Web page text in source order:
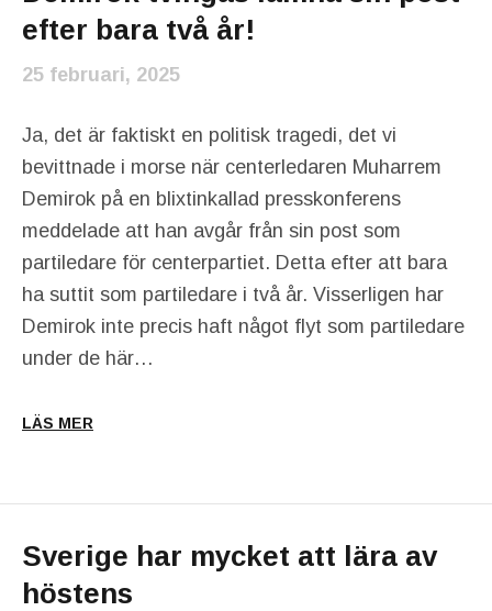
efter bara två år!
25 februari, 2025
Ja, det är faktiskt en politisk tragedi, det vi
bevittnade i morse när centerledaren Muharrem
Demirok på en blixtinkallad presskonferens
meddelade att han avgår från sin post som
partiledare för centerpartiet. Detta efter att bara
ha suttit som partiledare i två år. Visserligen har
Demirok inte precis haft något flyt som partiledare
under de här…
LÄS MER
Sverige har mycket att lära av
höstens